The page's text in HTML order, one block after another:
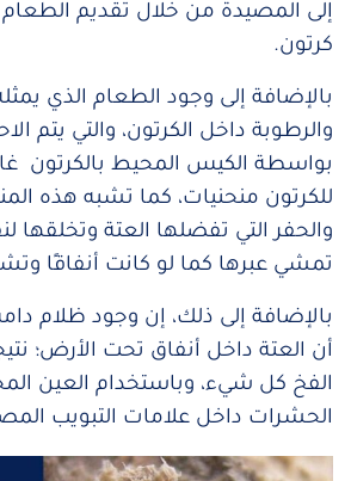
إلى المصيدة من خلال تقديم
كرتون.
بالإضافة إلى وجود الطعام الذي
والرطوبة داخل الكرتون، والتي يتم
بواسطة الكيس المحيط بالكرتون
للكرتون منحنيات، كما تشبه هذه
والحفر التي تفضلها العتة وتخلقها
تمشي عبرها كما لو كانت أنفاقًا
بالإضافة إلى ذلك، إن وجود ظلام
أن العتة داخل أنفاق تحت الأرض؛
الفخ كل شيء، وباستخدام العين
الحشرات داخل علامات التبويب